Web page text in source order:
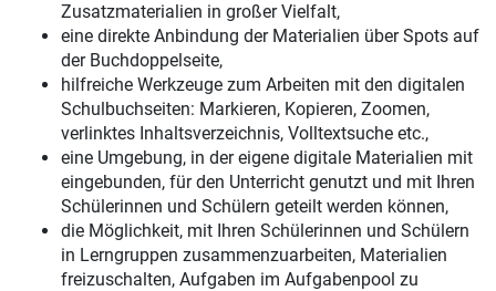
Zusatzmaterialien in großer Vielfalt,
eine direkte Anbindung der Materialien über Spots auf
der Buchdoppelseite,
hilfreiche Werkzeuge zum Arbeiten mit den digitalen
Schulbuchseiten: Markieren, Kopieren, Zoomen,
verlinktes Inhaltsverzeichnis, Volltextsuche etc.,
eine Umgebung, in der eigene digitale Materialien mit
eingebunden, für den Unterricht genutzt und mit Ihren
Schülerinnen und Schülern geteilt werden können,
die Möglichkeit, mit Ihren Schülerinnen und Schülern
in Lerngruppen zusammenzuarbeiten, Materialien
freizuschalten, Aufgaben im Aufgabenpool zu